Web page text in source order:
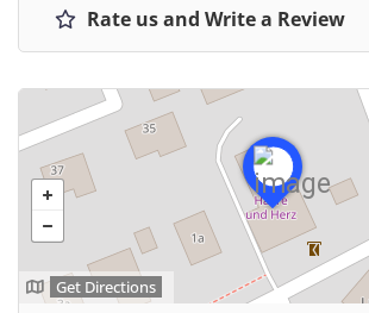
Rate us and Write a Review
Get Directions